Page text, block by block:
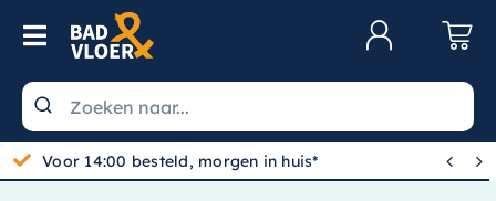
Skip to content
Toggle Navigation
Wastafels
Toiletten
Gratis bezorgd vanaf 100,-
 